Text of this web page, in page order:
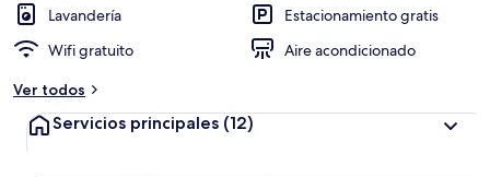
Lavandería
Estacionamiento gratis
Wifi gratuito
Aire acondicionado
Ver todos
Servicios principales (12)